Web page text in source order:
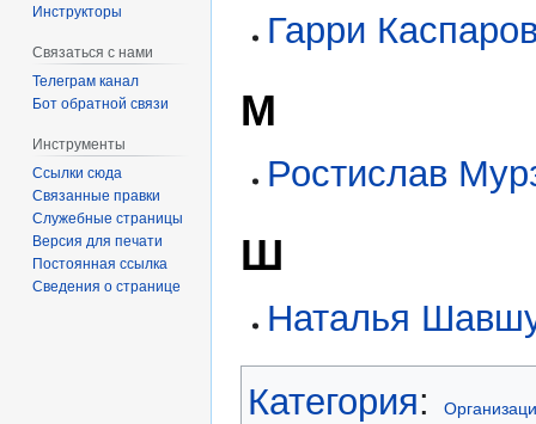
Гарри
М
Ростислав
Ш
Наталья
Категория:
Инструкторы
Связаться с нами
Телеграм канал
Бот обратной связи
Инструменты
Ссылки сюда
Связанные правки
Служебные страницы
Версия для печати
Постоянная ссылка
Сведения о странице